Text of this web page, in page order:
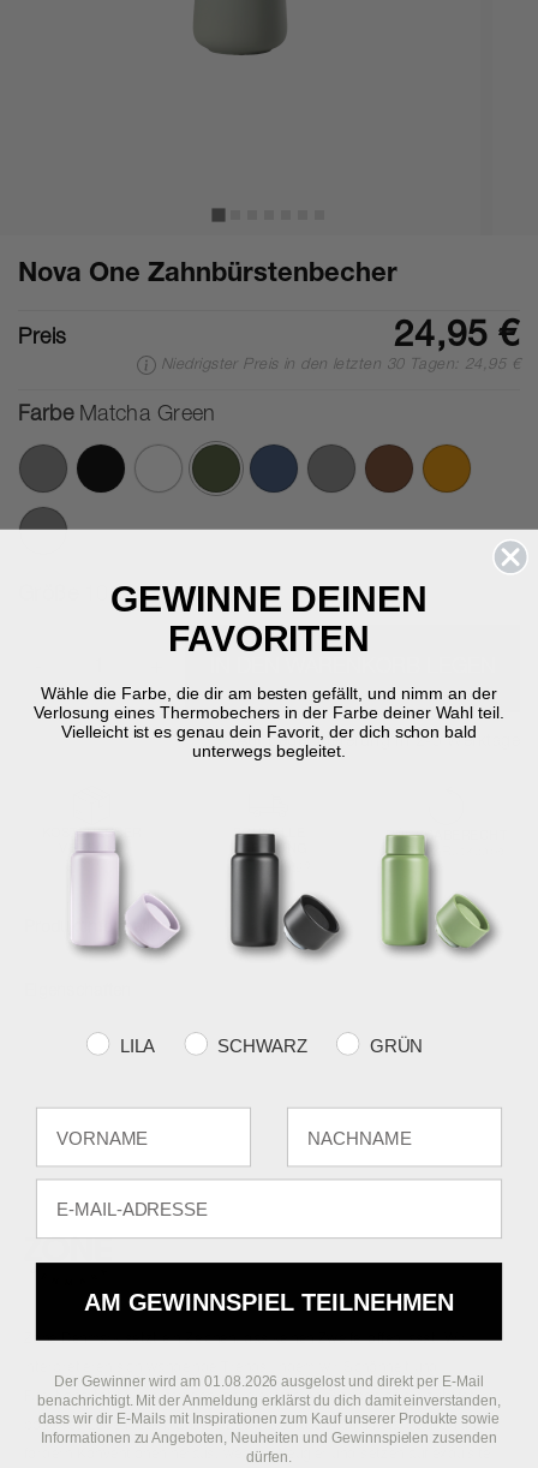
Nova One Zahnbürstenbecher
Preis 24,95 €
Niedrigster Preis in den letzten 30 Tagen: 24,95 €
Farbe Matcha Green
Ausgewählte
10 cm - dia. 8 cm
Auf Lager Lieferung in 2-5 Werktage
KOSTENLOSER
VERSAND
SCHNELLE
RÜCKGABERECHT
30 Tage Rückgabe
Produktinformation
Zone Denmark setzt ein Zeichen, das keinen Zweifel offen lässt. Wir
Funktionalität für alle neu denken, die unseren Glauben an ein zutiefst
positives Leben teilen. Unsere Designs sind ehrlich und farbenfroh und
fordern Konventionen heraus, wecken Neugier und setzen auf exquisite
GEWINNE DEINEN
FAVORITEN
Wähle die Farbe, die dir am besten gefällt, und nimm an der
Verlosung eines Thermobechers in der Farbe deiner Wahl teil.
Vielleicht ist es genau dein Favorit, der dich schon bald
unterwegs begleitet.
Farvevalg
LILA SCHWARZ GRÜN
AM GEWINNSPIEL TEILNEHMEN
Der Gewinner wird am 01.08.2026 ausgelost und direkt per E-Mail
benachrichtigt. Mit der Anmeldung erklärst du dich damit einverstanden,
dass wir dir E-Mails mit Inspirationen zum Kauf unserer Produkte sowie
Informationen zu Angeboten, Neuheiten und Gewinnspielen zusenden
dürfen.